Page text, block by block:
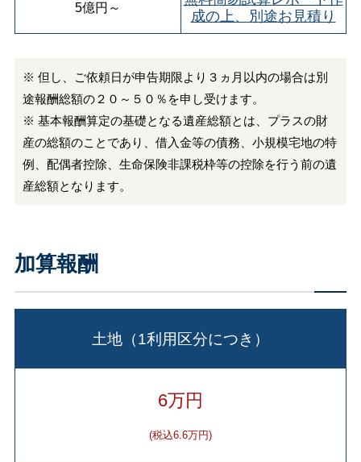
5億円 ～
成の上、別途お見積り
※ 但し、ご依頼日が申告期限より３ヵ月以内の場合は別
途報酬総額の２０～５０％を申し受けます。
※ 基本報酬算定の基礎となる遺産総額とは、プラスの財
産の総額のことであり、借入金等の債務、小規模宅地の特
例、配偶者控除、生命保険非課税枠等の控除を行う前の遺
産総額となります。
加算報酬
土地（1利用区分につき）
6万円
(税込6.6万円)